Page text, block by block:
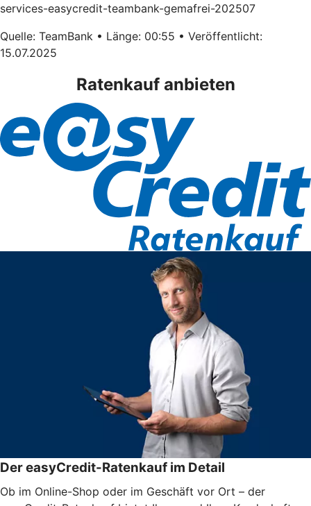
services-easycredit-teambank-gemafrei-202507
Quelle: TeamBank • Länge: 00:55 • Veröffentlicht:
15.07.2025
Ratenkauf anbieten
Der easyCredit-Ratenkauf im Detail
Ob im Online-Shop oder im Geschäft vor Ort – der